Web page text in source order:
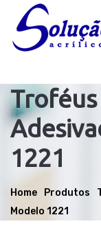
1221
Home Produtos
Modelo 1221